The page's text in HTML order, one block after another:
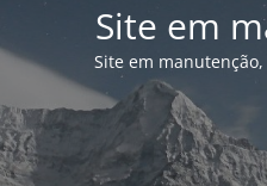
Site em
Site em